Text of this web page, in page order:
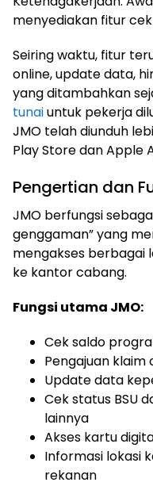
menyediakan fitur
Seiring waktu, fitur
online, update data,
yang ditambahkan
tunaiuntuk pekerja
JMO telah diunduh
Play Store dan Apple
Pengertian dan
JMO berfungsi
genggaman” yang
mengakses berbagai
ke kantor cabang.
Fungsi utama JMO:
Cek saldo
Pengajuan klaim
Update data
Cek status BSU
lainnya
Akses kartu
Informasi lokasi
rekanan